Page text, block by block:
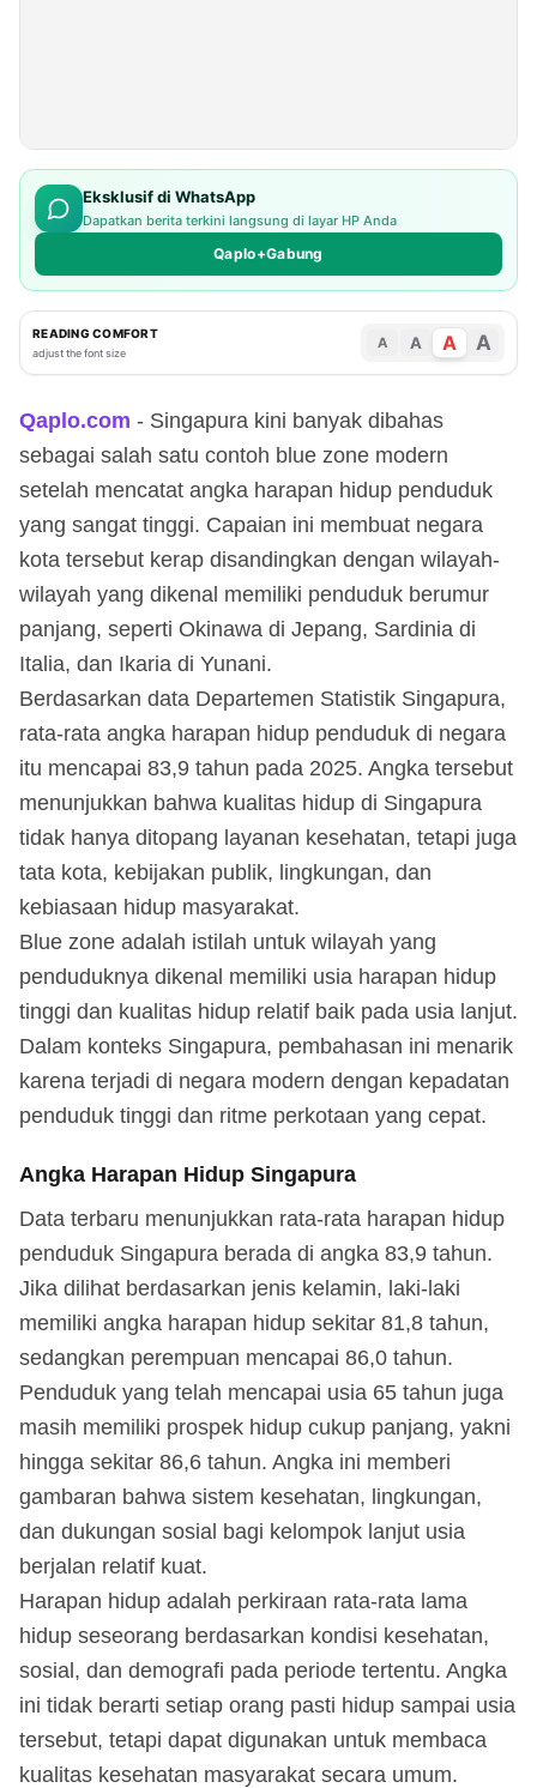
Eksklusif di WhatsApp
Dapatkan berita terkini langsung di layar HP Anda
Qaplo+Gabung
READING COMFORT
adjust the font size
A A A A
Qaplo.com - Singapura kini banyak dibahas
sebagai salah satu contoh blue zone modern
setelah mencatat angka harapan hidup penduduk
yang sangat tinggi. Capaian ini membuat negara
kota tersebut kerap disandingkan dengan wilayah-
wilayah yang dikenal memiliki penduduk berumur
panjang, seperti Okinawa di Jepang, Sardinia di
Italia, dan Ikaria di Yunani.
Berdasarkan data Departemen Statistik Singapura,
rata-rata angka harapan hidup penduduk di negara
itu mencapai 83,9 tahun pada 2025. Angka tersebut
menunjukkan bahwa kualitas hidup di Singapura
tidak hanya ditopang layanan kesehatan, tetapi juga
tata kota, kebijakan publik, lingkungan, dan
kebiasaan hidup masyarakat.
Blue zone adalah istilah untuk wilayah yang
penduduknya dikenal memiliki usia harapan hidup
tinggi dan kualitas hidup relatif baik pada usia lanjut.
Dalam konteks Singapura, pembahasan ini menarik
karena terjadi di negara modern dengan kepadatan
penduduk tinggi dan ritme perkotaan yang cepat.
Angka Harapan Hidup Singapura
Data terbaru menunjukkan rata-rata harapan hidup
penduduk Singapura berada di angka 83,9 tahun.
Jika dilihat berdasarkan jenis kelamin, laki-laki
memiliki angka harapan hidup sekitar 81,8 tahun,
sedangkan perempuan mencapai 86,0 tahun.
Penduduk yang telah mencapai usia 65 tahun juga
masih memiliki prospek hidup cukup panjang, yakni
hingga sekitar 86,6 tahun. Angka ini memberi
gambaran bahwa sistem kesehatan, lingkungan,
dan dukungan sosial bagi kelompok lanjut usia
berjalan relatif kuat.
Harapan hidup adalah perkiraan rata-rata lama
hidup seseorang berdasarkan kondisi kesehatan,
sosial, dan demografi pada periode tertentu. Angka
ini tidak berarti setiap orang pasti hidup sampai usia
tersebut, tetapi dapat digunakan untuk membaca
kualitas kesehatan masyarakat secara umum.